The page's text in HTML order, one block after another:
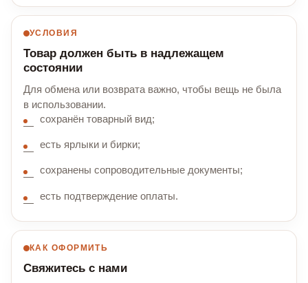
УСЛОВИЯ
Товар должен быть в надлежащем
состоянии
Для обмена или возврата важно, чтобы вещь не была
в использовании.
сохранён товарный вид;
есть ярлыки и бирки;
сохранены сопроводительные документы;
есть подтверждение оплаты.
КАК ОФОРМИТЬ
Свяжитесь с нами